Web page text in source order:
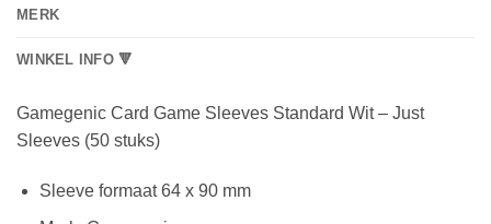
MERK
WINKEL INFO 🔻
Gamegenic Card Game Sleeves Standard Wit – Just
Sleeves (50 stuks)
Sleeve formaat 64 x 90 mm